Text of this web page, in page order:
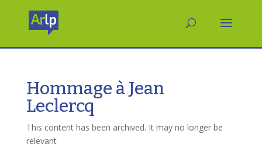
Hommage à Jean
Leclercq
This content has been archived. It may no longer be
relevant